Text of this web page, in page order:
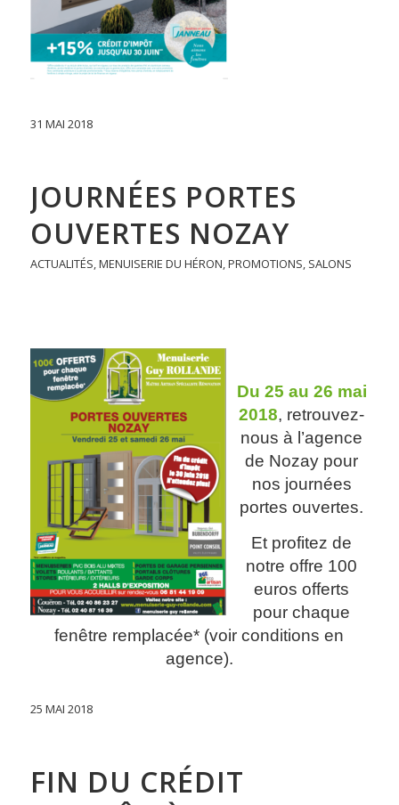
31 MAI 2018
JOURNÉES PORTES
OUVERTES NOZAY
ACTUALITÉS,MENUISERIE DU HÉRON,PROMOTIONS, SALONS
Du 25 au 26 mai
2018, retrouvez-
nous à l’agence
de Nozay pour
nos journées
portes ouvertes.
Et profitez de
notre offre 100
euros offerts
pour chaque
fenêtre remplacée* (voir conditions en
agence).
25 MAI 2018
FIN DU CRÉDIT